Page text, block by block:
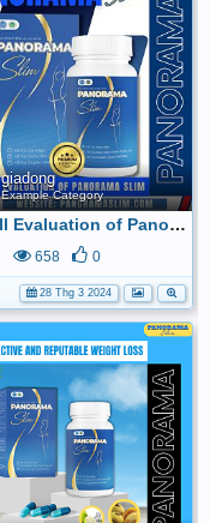
giadong
Example Category
Overall Evaluation of Panorama Slim
658 0
28 Thg 3 2024